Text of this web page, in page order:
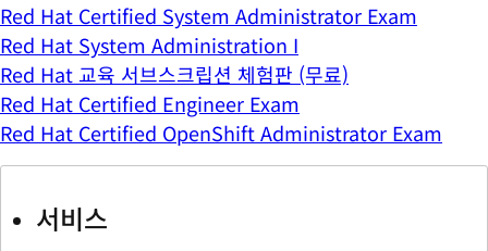
Red Hat Certified System Administrator Exam
Red Hat System Administration I
Red Hat 교육 서브스크립션 체험판 (무료)
Red Hat Certified Engineer Exam
Red Hat Certified OpenShift Administrator Exam
서비스